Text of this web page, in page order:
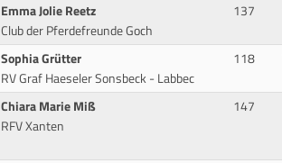
Emma Jolie Reetz
Club der Pferdefreunde Goch
137
Sophia Grütter
RV Graf Haeseler Sonsbeck - Labbec
118
Chiara Marie Miß
RFV Xanten
147